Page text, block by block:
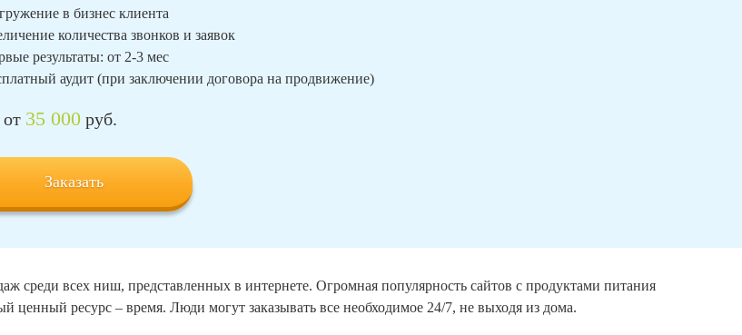
в бизнес клиента
количества звонков и заявок
результаты: от 2-3 мес
аудит (при заключении договора на продвижение)
35 000 руб.
Заказать
среди всех ниш, представленных в интернете. Огромная популярность сайтов с продуктами питания
ценный ресурс – время. Люди могут заказывать все необходимое 24/7, не выходя из дома.